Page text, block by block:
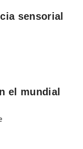
sensorial
el mundial